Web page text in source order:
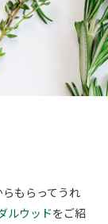
もらってうれ
ルウッドをご紹